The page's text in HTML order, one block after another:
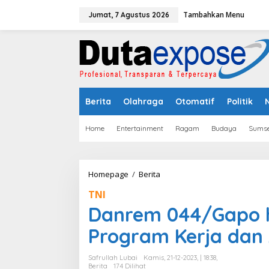
Jumat, 7 Agustus 2026 Tambahkan Menu
Berita Olahraga Otomatif Politik
Home Entertainment Ragam Budaya
Homepage / Berita
0
4
TNI
Danrem 044/Gapo
Program Kerja
Safrullah Lubai
Kamis, 21-12-2023, | 18:38,
Berita
174 Dilihat